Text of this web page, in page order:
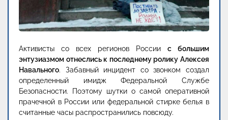
Активисты со всех регионов России с большим
энтузиазмом отнеслись к последнему ролику Алексея
Навального. Забавный инцидент со звонком создал
определенный имидж Федеральной Службе
Безопасности. Поэтому шутки о самой оперативной
прачечной в России или федеральной стирке белья в
считанные часы распространились повсюду.